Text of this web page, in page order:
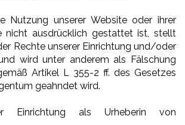
Nutzung unserer Website oder ihrer
nicht ausdrücklich gestattet ist, stellt
Rechte unserer Einrichtung und/oder
wird unter anderem als Fälschung
Artikel L 355-2 ff. des Gesetzes
geahndet wird.
Einrichtung als Urheberin von